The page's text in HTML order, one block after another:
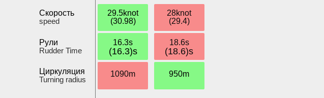
Скорость
speed
Рули
Rudder Time
Циркуляция
Turning radius
29.5knot
(30.98)
16.3s
(16.3)s
1090m
28knot
(29.4)
18.6s
(18.6)s
950m